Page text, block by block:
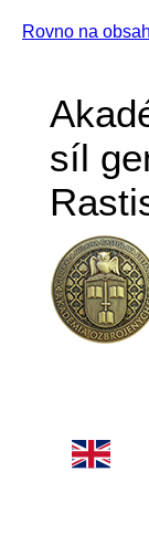
Rovno na obsah
síl